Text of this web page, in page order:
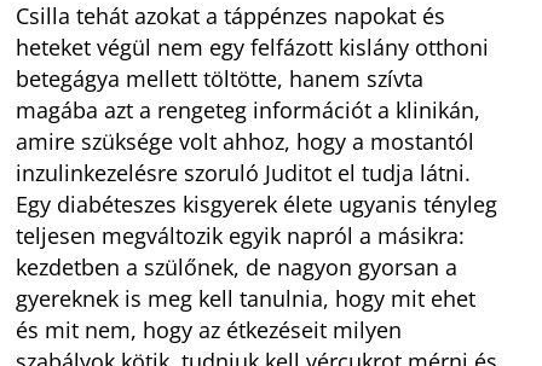
Csilla tehát azokat a táppénzes napokat és
heteket végül nem egy felfázott kislány otthoni
betegágya mellett töltötte, hanem szívta
magába azt a rengeteg információt a klinikán,
amire szüksége volt ahhoz, hogy a mostantól
inzulinkezelésre szoruló Juditot el tudja látni.
Egy diabéteszes kisgyerek élete ugyanis tényleg
teljesen megváltozik egyik napról a másikra:
kezdetben a szülőnek, de nagyon gyorsan a
gyereknek is meg kell tanulnia, hogy mit ehet
és mit nem, hogy az étkezéseit milyen